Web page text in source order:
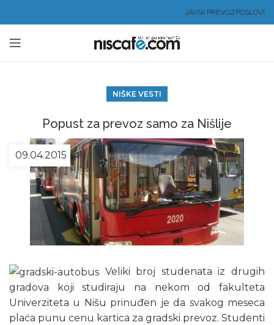
JAVNI PREVOZPOSLOVI
NIŠKE VESTI
Popust za prevoz samo za Nišlije
09.04.2015
Veliki broj studenata iz drugih
gradova koji studiraju na nekom od fakulteta
Univerziteta u Nišu prinuđen je da svakog meseca
plaća punu cenu kartica za gradski prevoz. Studenti